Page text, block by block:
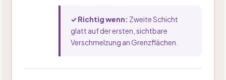
✓ Richtig wenn: Zweite Schicht
glatt auf der ersten, sichtbare
Verschmelzung an Grenzflächen.